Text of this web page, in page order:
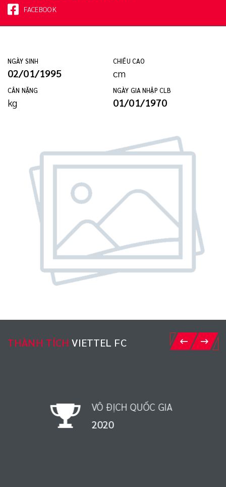
FACEBOOK
NGÀY SINH
02/01/1995
CHIỀU CAO
cm
CÂN NẶNG
kg
NGÀY GIA NHẬP CLB
01/01/1970
THÀNH TÍCHVIETTEL FC
VÔ ĐỊCH QUỐC GIA
1998